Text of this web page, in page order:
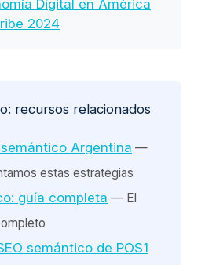
Digital en América
2024
recursos relacionados
Argentina —
estas estrategias
guía completa — El
semántico de POS1